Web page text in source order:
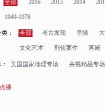
全部 2016 2015 2014
1949-1978
： 全部 考古发现 皇陵
文化艺术 刑侦案件 宫殿
美国国家地理专场 央视精品专场
播